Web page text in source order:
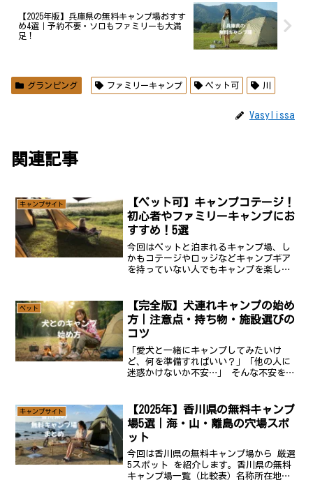
【2025年版】兵庫県の無料キャンプ場おすす
め4選｜予約不要・ソロもファミリーも大満
足！
グランピング ファミリーキャンプ ペット可 川
Vasylissa
関連記事
キャンプサイト
【ペット可】キャンプコテージ！
初心者やファミリーキャンプにお
すすめ！5選
今回はペットと泊まれるキャンプ場、し
かもコテージやロッジなどキャンプギア
を持っていない人でもキャンプを楽しめ
介していきます！今回は地域を絞らずに
紹介するので見出しに県名...
ペット
【完全版】犬連れキャンプの始め
方｜注意点・持ち物・施設選びの
コツ
「愛犬と一緒にキャンプしてみたいけ
ど、何を準備すればいい？」「他の人に
迷惑かけないか不安…」 そんな不安を解
ャンプの楽しさとは広々とした自然で愛
犬を思いっきり遊ばせられ...
キャンプサイト
【2025年】香川県の無料キャンプ
場5選｜海・山・離島の穴場スポ
ット
今回は香川県の無料キャンプ場から 厳選
5スポット を紹介します。香川県の無料
キャンプ場一覧（比較表）名称所在地宿